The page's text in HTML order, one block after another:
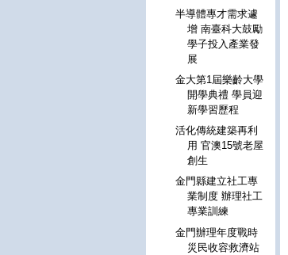
半導體專才需求遽
增 南臺科大鼓勵
學子投入產業發
展
金大第1屆樂齡大學
開學典禮 學員迎
新學習歷程
活化傳統建築再利
用 官澳15號老屋
創生
金門縣建立社工專
業制度 辦理社工
專業訓練
金門辦理年度戰時
災民收容救濟站